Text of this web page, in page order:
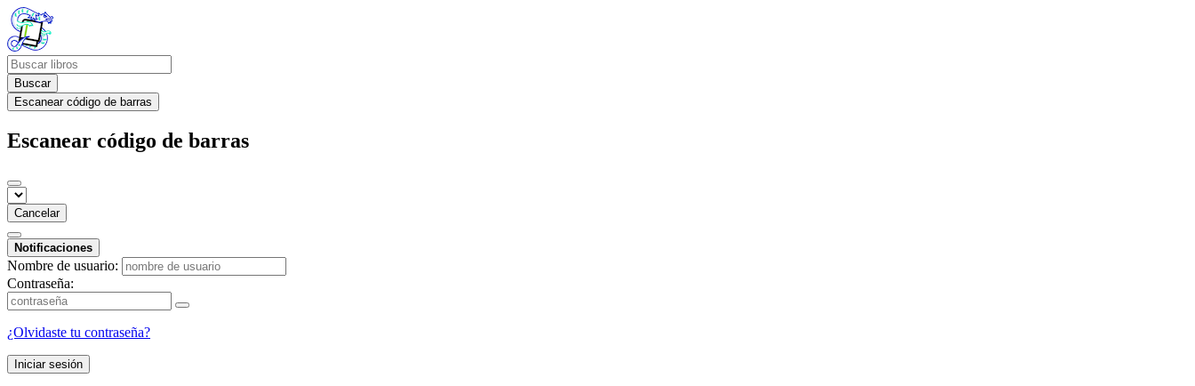
Buscar
Escanear código de barras
Escanear código de barras
Cancelar
Notificaciones
Nombre de usuario:
Contraseña:
¿Olvidaste tu contraseña?
Iniciar sesión